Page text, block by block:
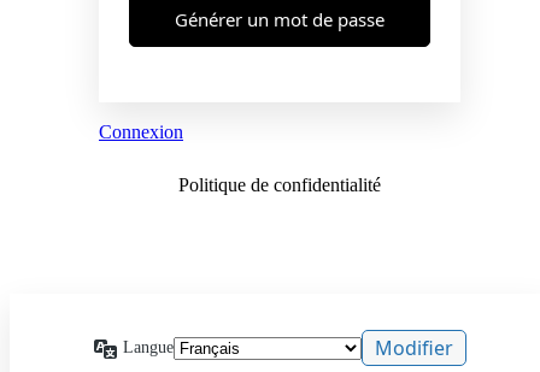
Connexion
Politique de confidentialité
Langue